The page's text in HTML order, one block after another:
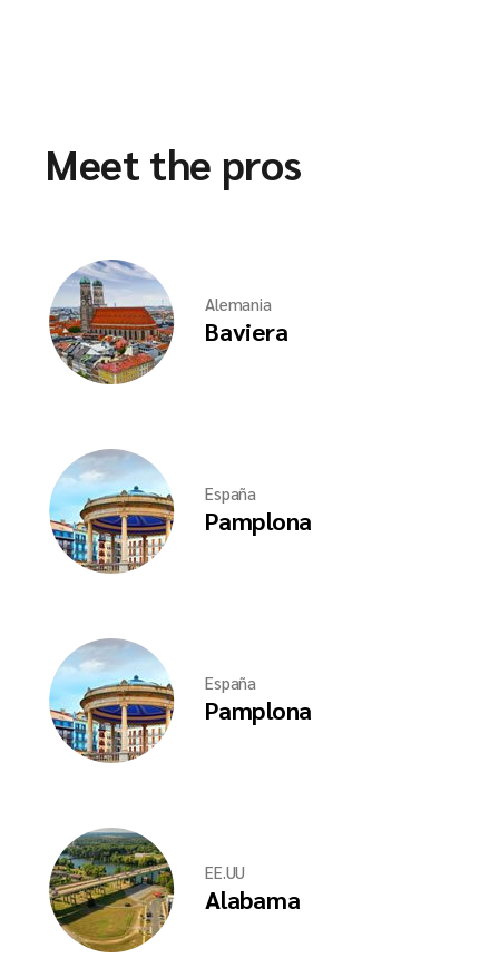
Meet the pros
Alemania
Baviera
España
Pamplona
España
Pamplona
EE.UU
Alabama